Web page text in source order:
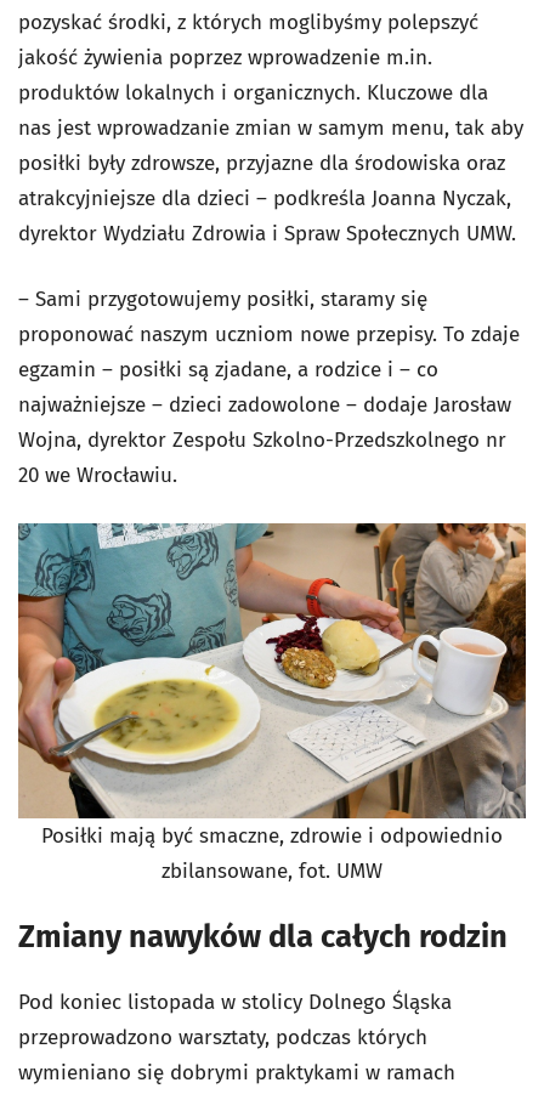
pozyskać środki, z których moglibyśmy polepszyć
jakość żywienia poprzez wprowadzenie m.in.
produktów lokalnych i organicznych. Kluczowe dla
nas jest wprowadzanie zmian w samym menu, tak aby
posiłki były zdrowsze, przyjazne dla środowiska oraz
atrakcyjniejsze dla dzieci – podkreśla Joanna Nyczak,
dyrektor Wydziału Zdrowia i Spraw Społecznych UMW.
– Sami przygotowujemy posiłki, staramy się
proponować naszym uczniom nowe przepisy. To zdaje
egzamin – posiłki są zjadane, a rodzice i – co
najważniejsze – dzieci zadowolone – dodaje Jarosław
Wojna, dyrektor Zespołu Szkolno-Przedszkolnego nr
20 we Wrocławiu.
Posiłki mają być smaczne, zdrowie i odpowiednio
zbilansowane, fot. UMW
Zmiany nawyków dla całych rodzin
Pod koniec listopada w stolicy Dolnego Śląska
przeprowadzono warsztaty, podczas których
wymieniano się dobrymi praktykami w ramach